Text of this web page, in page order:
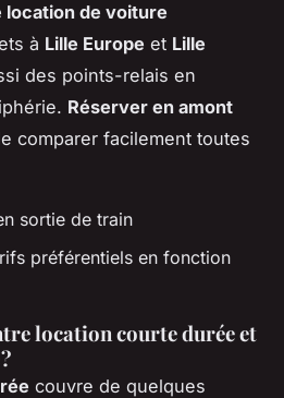
location de voiture
à Lille Europe et Lille
des points-relais en
Réserver en amont
comparer facilement toutes
sortie de train
préférentiels en fonction
location courte durée et
couvre de quelques